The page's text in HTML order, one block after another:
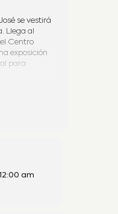
se vestirá
Llega al
Centro
exposición
para
la
y » Le
misma
elegida
a
de
am